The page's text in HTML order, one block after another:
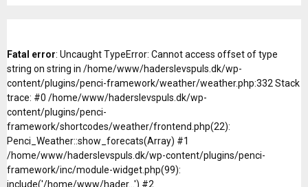
Fatal error: Uncaught TypeError: Cannot access offset of type
string on string in /home/www/haderslevspuls.dk/wp-
content/plugins/penci-framework/weather/weather.php:332 Stack
trace: #0 /home/www/haderslevspuls.dk/wp-
content/plugins/penci-
framework/shortcodes/weather/frontend.php(22):
Penci_Weather::show_forecats(Array) #1
/home/www/haderslevspuls.dk/wp-content/plugins/penci-
framework/inc/module-widget.php(99):
include('/home/www/hader...') #2